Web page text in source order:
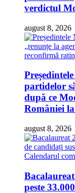
verdictul
august 8, 2026
partidelor
după ce
României
august 8, 2026
peste